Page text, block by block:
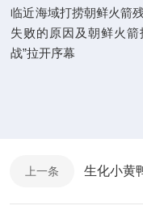
临近海域打捞朝鲜火箭残
失败的原因及朝鲜火箭
战”拉开序幕
上一条 生化小黄